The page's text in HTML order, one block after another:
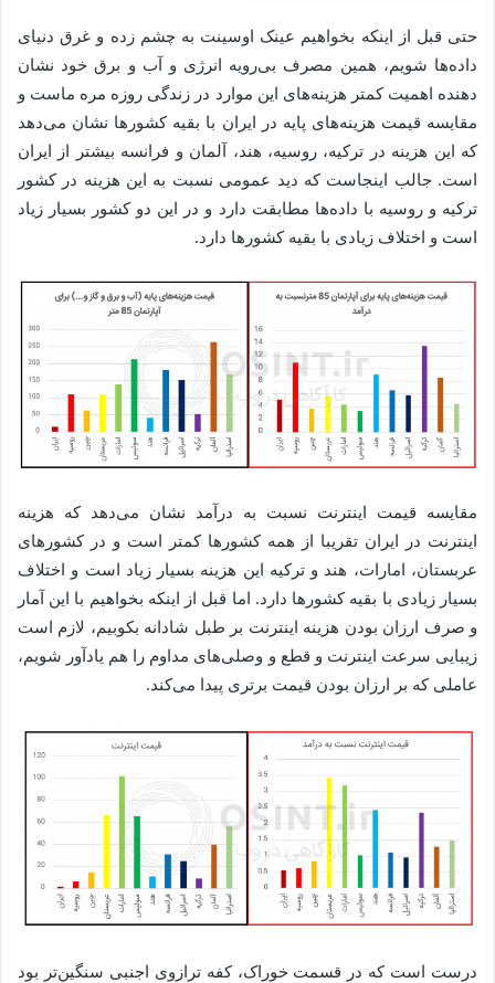
حتی قبل از اینکه بخواهیم عینک اوسینت به چشم زده و غرق دنیای
داده‌ها شویم، همین مصرف بی‌رویه انرژی و آب و برق خود نشان
دهنده اهمیت کمتر هزینه‌های این موارد در زندگی روزه مره ماست و
مقایسه قیمت هزینه‌های پایه در ایران با بقیه کشورها نشان می‌دهد
که این هزینه در ترکیه، روسیه، هند، آلمان و فرانسه بیشتر از ایران
است. جالب اینجاست که دید عمومی نسبت به این هزینه در کشور
ترکیه و روسیه با داده‌ها مطابقت دارد و در این دو کشور بسیار زیاد
است و اختلاف زیادی با بقیه کشورها دارد.
مقایسه قیمت اینترنت نسبت به درآمد نشان می‌دهد که هزینه
اینترنت در ایران تقریبا از همه کشورها کمتر است و در کشورهای
عربستان، امارات، هند و ترکیه این هزینه بسیار زیاد است و اختلاف
بسیار زیادی با بقیه کشورها دارد. اما قبل از اینکه بخواهیم با این آمار
و صرف ارزان بودن هزینه اینترنت بر طبل شادانه بکوبیم، لازم است
زیبایی سرعت اینترنت و قطع و وصلی‌های مداوم را هم یادآور شویم،
عاملی که بر ارزان بودن قیمت برتری پیدا می‌کند.
درست است که در قسمت خوراک، کفه ترازوی اجنبی سنگین‌تر بود